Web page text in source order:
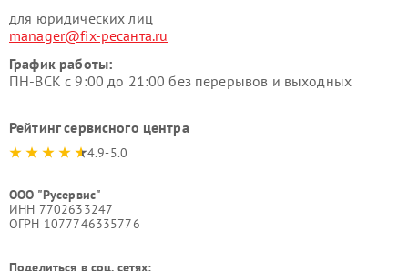
для юридических лиц
manager@fix-ресанта.ru
График работы:
ПН-ВСК с 9:00 до 21:00 без перерывов и выходных
Рейтинг сервисного центра
4.9-5.0
ООО "Русервис"
ИНН 7702633247
ОГРН 1077746335776
Поделиться в соц. сетях: